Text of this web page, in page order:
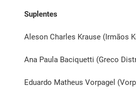
Suplentes
Aleson Charles Krause (Irmãos
Ana Paula Baciquetti (Greco
Eduardo Matheus Vorpagel